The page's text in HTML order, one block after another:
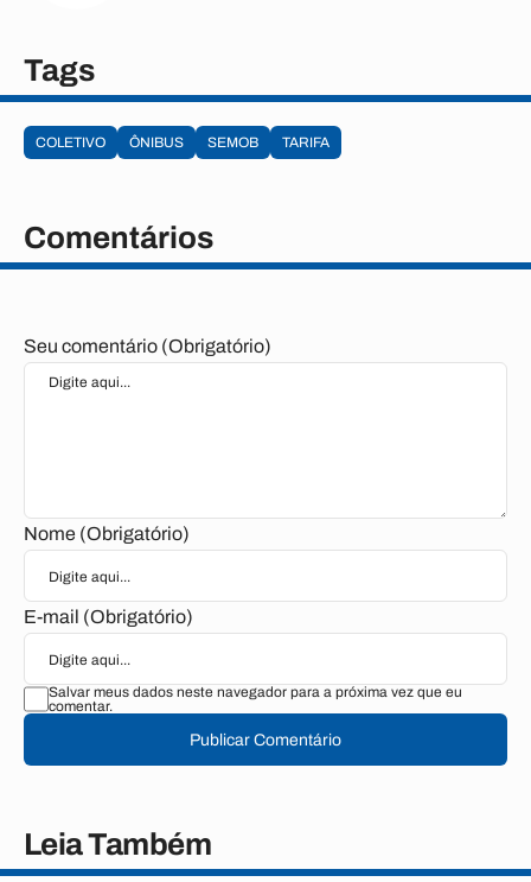
Tags
COLETIVO ÔNIBUS SEMOB TARIFA
Comentários
Seu comentário (Obrigatório)
Nome (Obrigatório)
E-mail (Obrigatório)
Salvar meus dados neste navegador para a próxima vez que eu
comentar.
Publicar Comentário
Leia Também